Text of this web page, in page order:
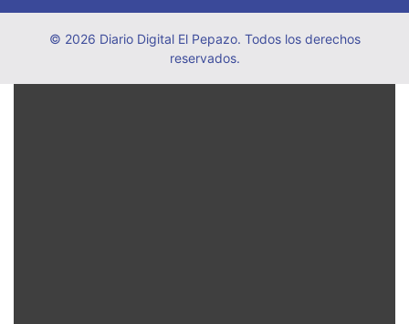
© 2026 Diario Digital El Pepazo. Todos los derechos
reservados.